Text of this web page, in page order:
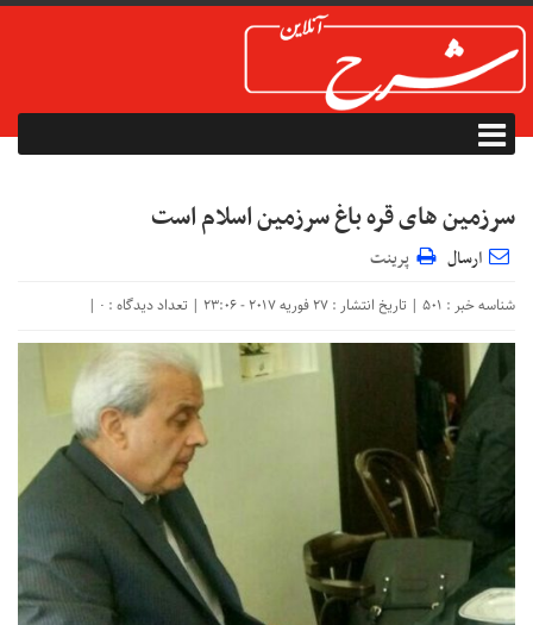
سرزمین های قره باغ سرزمین اسلام است
ارسال پرینت
شناسه خبر : 501 | تاریخ انتشار : 27 فوریه 2017 - 23:06 | تعداد دیدگاه : ۰ |